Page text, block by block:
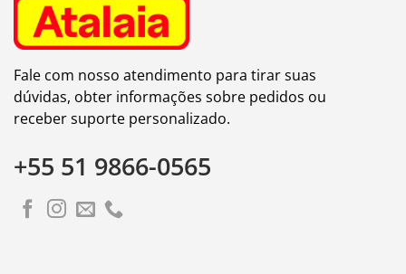
Fale com nosso atendimento para tirar suas
dúvidas, obter informações sobre pedidos ou
receber suporte personalizado.
+55 51 9866-0565